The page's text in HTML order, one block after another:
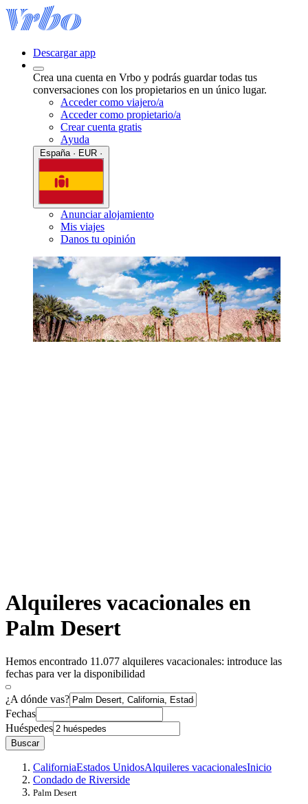
Descargar app
Crea una cuenta en Vrbo y podrás guardar todas tus
conversaciones con los propietarios en un único lugar.
Acceder como viajero/a
Acceder como propietario/a
Crear cuenta gratis
Ayuda
Anunciar alojamiento
Mis viajes
Danos tu opinión
Alquileres vacacionales en
Palm Desert
Hemos encontrado 11.077 alquileres vacacionales: introduce las
fechas para ver la disponibilidad
¿A dónde vas?
Fechas
Huéspedes
Buscar
CaliforniaEstados UnidosAlquileres vacacionalesInicio
Condado de Riverside
Palm Desert